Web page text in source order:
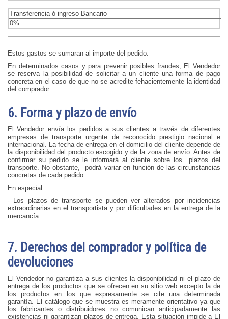
Transferencia ó ingreso Bancario
0%
Estos gastos se sumaran al importe del pedido.
En determinados casos y para prevenir posibles fraudes, El Vendedor
se reserva la posibilidad de solicitar a un cliente una forma de pago
concreta en el caso de que no se acredite fehacientemente la identidad
del comprador.
6. Forma y plazo de envío
El Vendedor envía los pedidos a sus clientes a través de diferentes
empresas de transporte urgente de reconocido prestigio nacional e
internacional. La fecha de entrega en el domicilio del cliente depende de
la disponibilidad del producto escogido y de la zona de envío. Antes de
confirmar su pedido se le informará al cliente sobre los plazos del
transporte. No obstante, podrá variar en función de las circunstancias
concretas de cada pedido.
En especial:
- Los plazos de transporte se pueden ver alterados por incidencias
extraordinarias en el transportista y por dificultades en la entrega de la
mercancía.
7. Derechos del comprador y política de
devoluciones
El Vendedor no garantiza a sus clientes la disponibilidad ni el plazo de
entrega de los productos que se ofrecen en su sitio web excepto la de
los productos en los que expresamente se cite una determinada
garantía. El catálogo que se muestra es meramente orientativo ya que
los fabricantes o distribuidores no comunican anticipadamente las
existencias ni garantizan plazos de entrega. Esta situación impide a El